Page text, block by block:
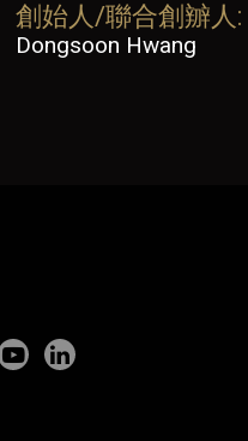
創始人/聯合創辧人:
Dongsoon Hwang